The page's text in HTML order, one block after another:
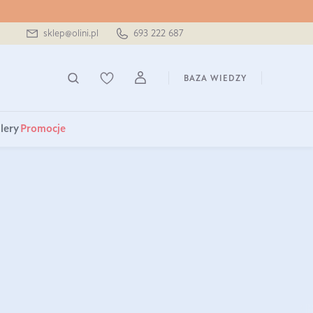
sklep@olini.pl 693 222 687
BAZA WIEDZY
Promocje